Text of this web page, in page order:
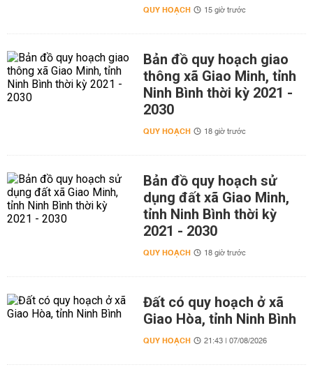
QUY HOẠCH 15 giờ trước
Bản đồ quy hoạch giao
thông xã Giao Minh, tỉnh
Ninh Bình thời kỳ 2021 -
2030
QUY HOẠCH 18 giờ trước
Bản đồ quy hoạch sử
dụng đất xã Giao Minh,
tỉnh Ninh Bình thời kỳ
2021 - 2030
QUY HOẠCH 18 giờ trước
Đất có quy hoạch ở xã
Giao Hòa, tỉnh Ninh Bình
QUY HOẠCH 21:43 | 07/08/2026